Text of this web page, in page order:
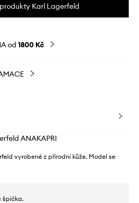
Karl Lagerfeld
od 1800 Kč
ANAKAPRI
vyrobené z přírodní kůže. Model se
špička.